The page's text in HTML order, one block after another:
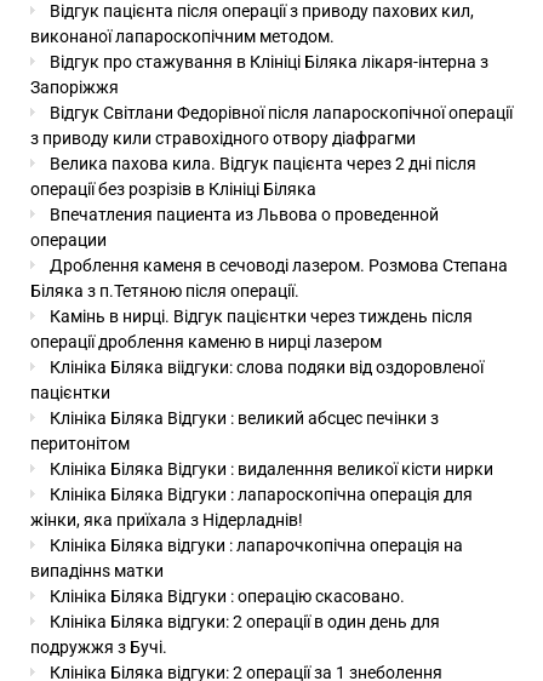
Відгук пацієнта після операції з приводу пахових кил,
виконаної лапароскопічним методом.
Відгук про стажування в Клініці Біляка лікаря-інтерна з
Запоріжжя
Відгук Світлани Федорівної після лапароскопічної операції
з приводу кили стравохідного отвору діафрагми
Велика пахова кила. Відгук пацієнта через 2 дні після
операції без розрізів в Клініці Біляка
Впечатления пациента из Львова о проведенной
операции
Дроблення каменя в сечоводі лазером. Розмова Степана
Біляка з п.Тетяною після операції.
Камінь в нирці. Відгук пацієнтки через тиждень після
операції дроблення каменю в нирці лазером
Клініка Біляка віідгуки: слова подяки від оздоровленої
пацієнтки
Клініка Біляка Відгуки : великий абсцес печінки з
перитонітом
Клініка Біляка Відгуки : видаленння великої кісти нирки
Клініка Біляка Відгуки : лапароскопічна операція для
жінки, яка приїхала з Нідерладнів!
Клініка Біляка відгуки : лапарочкопічна операція на
випадіннs матки
Клініка Біляка Відгуки : операцію скасовано.
Клініка Біляка відгуки: 2 операції в один день для
подружжя з Бучі.
Клініка Біляка відгуки: 2 операції за 1 знеболення